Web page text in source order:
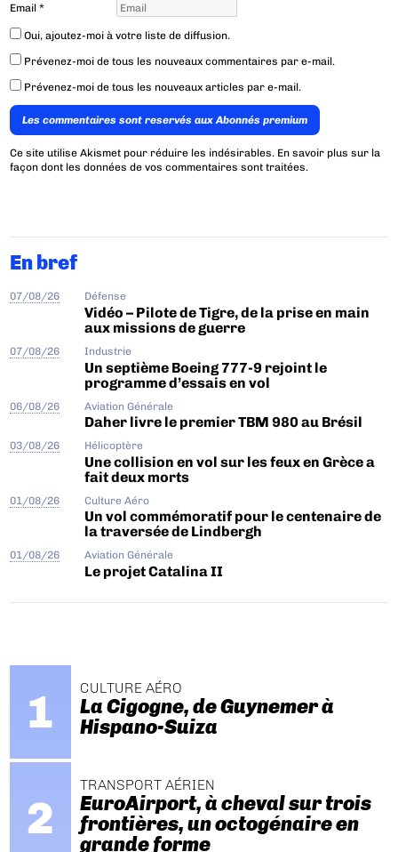
Email*
Oui, ajoutez-moi à votre liste de diffusion.
Prévenez-moi de tous les nouveaux commentaires par e-mail.
Prévenez-moi de tous les nouveaux articles par e-mail.
Les commentaires sont reservés aux Abonnés premium
Ce site utilise Akismet pour réduire les indésirables. En savoir plus sur la
façon dont les données de vos commentaires sont traitées.
En bref
07/08/26 Défense
Vidéo – Pilote de Tigre, de la prise en main
aux missions de guerre
07/08/26 Industrie
Un septième Boeing 777-9 rejoint le
programme d’essais en vol
06/08/26 Aviation Générale
Daher livre le premier TBM 980 au Brésil
03/08/26 Hélicoptère
Une collision en vol sur les feux en Grèce a
fait deux morts
01/08/26 Culture Aéro
Un vol commémoratif pour le centenaire de
la traversée de Lindbergh
01/08/26 Aviation Générale
Le projet Catalina II
CULTURE AÉRO
La Cigogne, de Guynemer à
Hispano-Suiza
TRANSPORT AÉRIEN
EuroAirport, à cheval sur trois
frontières, un octogénaire en
grande forme